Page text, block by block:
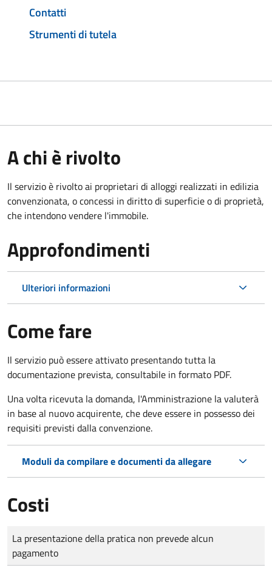
Contatti
Strumenti di tutela
A chi è rivolto
Il servizio è rivolto ai proprietari di alloggi realizzati in edilizia
convenzionata, o concessi in diritto di superficie o di proprietà,
che intendono vendere l'immobile.
Approfondimenti
Ulteriori informazioni
Come fare
Il servizio può essere attivato presentando tutta la
documentazione prevista, consultabile in formato PDF.
Una volta ricevuta la domanda, l'Amministrazione la valuterà
in base al nuovo acquirente, che deve essere in possesso dei
requisiti previsti dalla convenzione.
Moduli da compilare e documenti da allegare
Costi
Tipo di pagamento
Importo
La presentazione della pratica non prevede alcun
pagamento